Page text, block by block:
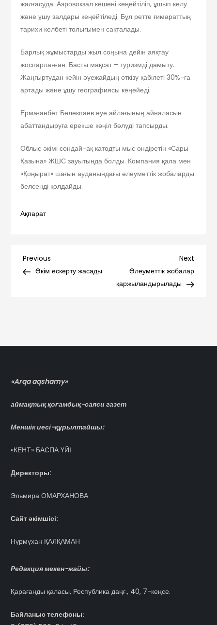
жалғасуда. Аэровокзал кешені кеңейтіліп, ұшып келу
және ұшу залдары кеңейтіледі. Бұл ретте ғимараттың
тарихи келбеті толығымен сақталады.
Барлық жұмыстарды жыл соңына дейін аяқтау
жоспарланған. Басты мақсат – туризмді дамыту.
Жаңғыртудан кейін әуежайдың өткізу қабілеті 30%-ға
артады және ұшу географиясы кеңейеді.
Ермағанбет Бөлекпаев әуе айлағының айналасын
абаттандыруға ерекше көңіл бөлуді тапсырды.
Облыс әкімі сондай-ақ катодты мыс өндіретін «Сары
Қазына» ЖШС зауытында болды. Компания қала мен
«Қоңырат» шағын ауданындағы әлеуметтік жобаларды
белсенді қолдайды.
Ақпарат
Навигация
Previous
Post
Previous
Әкім ескерту жасады
Next
Post
Next
Әлеуметтік жобалар
қаржыландырылады
«Arqa aqshamy»
аймақтық қоғамдық-саяси газет
Меншік иесі-құрылтайшы:
«КЕНТ» БАСПА ҮЙІ
Директоры:
Эльмира ОМАРХАНОВА
Сайт әкімшісі:
Нұрмұхан ҚАЛҚАМАН
Редакция мекен-жайы:
Қарағанды қаласы, Республика даңғ., 40, 7-кеңсе.
Байланыс телефоны: